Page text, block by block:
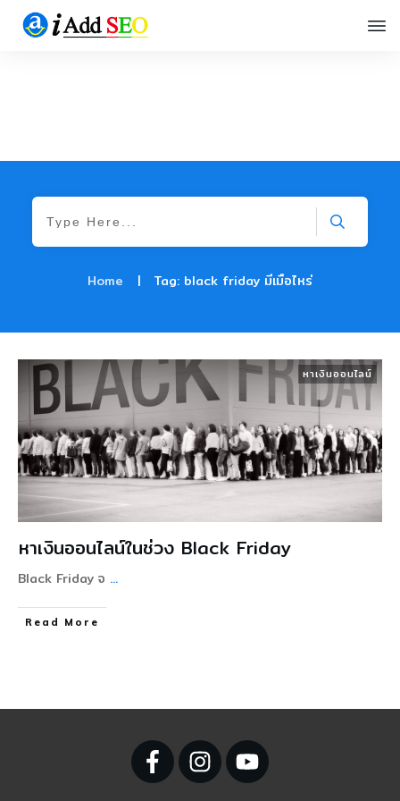
Home | Tag: black friday มีเมื่อไหร่
หาเงินออนไลน์
หาเงินออนไลน์ในช่วง Black Friday
Black Friday จ ...
Read More